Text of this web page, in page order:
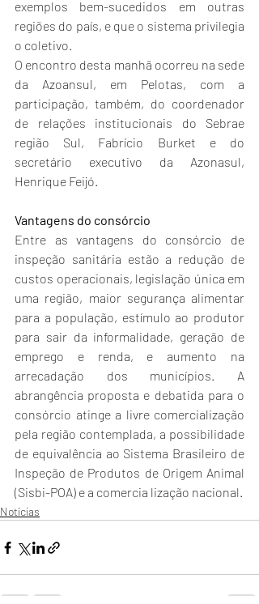
exemplos bem-sucedidos em outras
regiões do país, e que o sistema privilegia
o coletivo.
O encontro desta manhã ocorreu na sede
da Azoansul, em Pelotas, com a
participação, também, do coordenador
de relações institucionais do Sebrae
região Sul, Fabrício Burket e do
secretário executivo da Azonasul,
Henrique Feijó.
Vantagens do consórcio
Entre as vantagens do consórcio de
inspeção sanitária estão a redução de
custos operacionais, legislação única em
uma região, maior segurança alimentar
para a população, estímulo ao produtor
para sair da informalidade, geração de
emprego e renda, e aumento na
arrecadação dos municípios. A
abrangência proposta e debatida para o
consórcio atinge a livre comercialização
pela região contemplada, a possibilidade
de equivalência ao Sistema Brasileiro de
Inspeção de Produtos de Origem Animal
(Sisbi-POA) e a comercia lização nacional.
Notícias